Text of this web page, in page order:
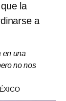
la
a
en una
no nos